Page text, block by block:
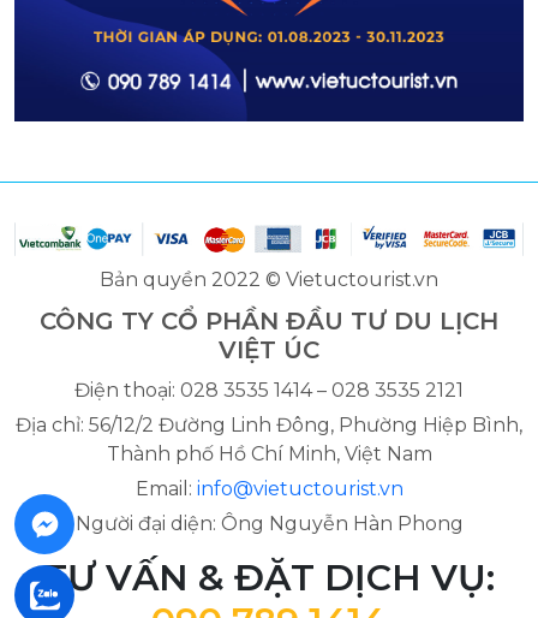
Bản quyền 2022 © Vietuctourist.vn
CÔNG TY CỔ PHẦN ĐẦU TƯ DU LỊCH
VIỆT ÚC
Điện thoại: 028 3535 1414 – 028 3535 2121
Địa chỉ: 56/12/2 Đường Linh Đông, Phường Hiệp Bình,
Thành phố Hồ Chí Minh, Việt Nam
Email: info@vietuctourist.vn
Người đại diện: Ông Nguyễn Hàn Phong
TƯ VẤN & ĐẶT DỊCH VỤ: